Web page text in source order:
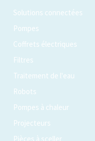
Solutions connectées
Pompes
Coffrets électriques
Filtres
Traitement de l'eau
Robots
Pompes à chaleur
Projecteurs
Pièces à sceller